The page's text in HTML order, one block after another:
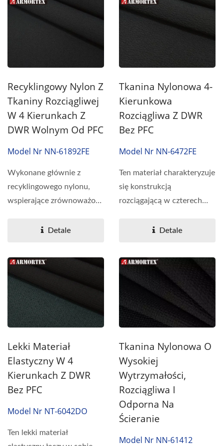
Recyklingowy Nylon Z
Tkaniny Rozciągliwej
W 4 Kierunkach Z
DWR Wolnym Od PFC
Model Nr NN-61892FE
Wykonane głównie z
recyklingowego nylonu,
wspierające zrównoważone
Detale
Tkanina Nylonowa 4-
Kierunkowa
Rozciągliwa Z DWR
Bez PFC
Model Nr NN-6472FE
Ten materiał charakteryzuje
się konstrukcją
rozciągającą w czterech
Detale
Lekki Materiał
Elastyczny W 4
Kierunkach Z DWR
Bez PFC
Model Nr NT-6042DO
Ten lekki materiał
Tkanina Nylonowa O
Wysokiej
Wytrzymałości,
Rozciągliwa I
Odporna Na
Ścieranie
Model Nr NN-61412